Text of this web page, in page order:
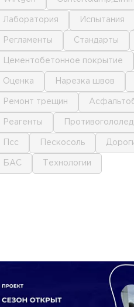
лаборатория испытания
регламенты стандарты
цементобетонное покрытие
оценка нарезка швов
ремонт трещин
реагенты
псс пескосоль
БАС технологии